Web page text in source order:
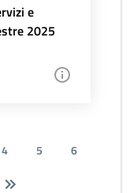
e
2025
4 5
6